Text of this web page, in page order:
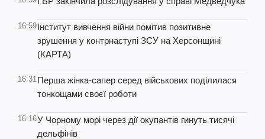
16:59Інститут вивчення війни помітив позитивне
зрушення у контрнаступі ЗСУ на Херсонщині
(КАРТА)
16:31Перша жінка-сапер серед військових поділилася
тонкощами своєї роботи
16:16У Чорному морі через дії окупантів гинуть тисячі
дельфінів